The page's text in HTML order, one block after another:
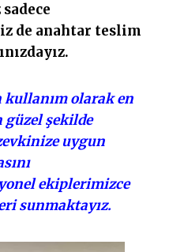
de anahtar teslim
olarak en
şekilde
uygun
ekiplerimizce
sunmaktayız.